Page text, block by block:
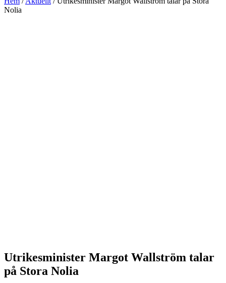
Nolia
Utrikesminister Margot Wallström talar
på Stora Nolia